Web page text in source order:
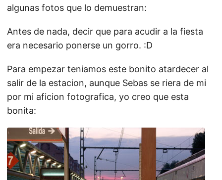
algunas fotos que lo demuestran:
Antes de nada, decir que para acudir a la fiesta
era necesario ponerse un gorro. :D
Para empezar teniamos este bonito atardecer al
salir de la estacion, aunque Sebas se riera de mi
por mi aficion fotografica, yo creo que esta
bonita: